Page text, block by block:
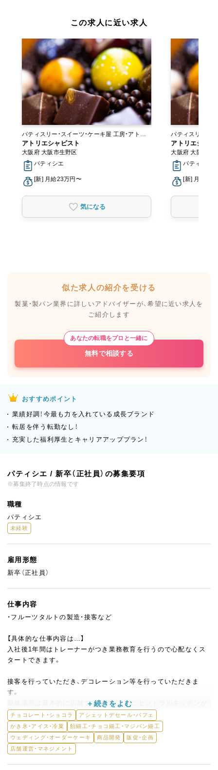
この求人に近い求人
パティスリー・スイーツ・ケーキ屋 工房・アトリ
エ・オンラインショップ
アトリエシャピスト
大阪府 大阪市生野区
パティシエ
[新] 月給23万円〜
気になる
パティスリー・スイーツ
エ・オンラインシ
アトリエシャピ
大阪府 大阪市生
パティシエ
[新] 月給23
似た求人の紹介を受ける
製菓・製パン業界に詳しいアドバイザーが、希望に近い求人を
ご紹介します
あなたの転職をプロと一緒に
無料で相談する
おすすめポイント
業績好調！今最も力を入れている成長ブランド
転居を伴う転勤なし！
充実した福利厚生とキャリアアッププラン！
パティシエ / 新卒（正社員）の募集要項
※募集終了時点の情報です
職種
パティシエ
未経験
雇用形態
新卒（正社員）
仕事内容
・フルーツタルトの製造・接客など
【具体的な仕事内容は…】
入社後1年間はトレーナーがつき業務教育を行うので心配なくス
タートできます。
接客を行っていただき、デコレーション等を行っていただきま
す。
勤務場所は基本的に店舗です。本社の下にセントラルキッチンが
あり、試作はいつでもできる環境です。コミュニケーションも気
軽にとれる温かな雰囲気。新しい環境にもすぐに慣れていただけ
ます。
お客様や店舗スタッフの反応を拾いながら、より良い商品づくり
に取り組める仕事です！
チョコレート・ショコラ
アシェットデセール・パフェ
かき氷・アイス・冷菓
飴細工・チョコ細工・マジパン細工
ウェディング・オーダーケーキ
商品開発
販促・企画
店舗運営・マネジメント